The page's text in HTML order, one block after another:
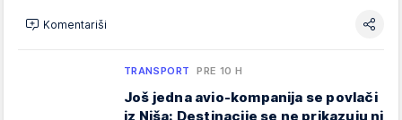
Komentariši
TRANSPORT PRE 10 H
Još jedna avio-kompanija se povlači
iz Niša: Destinacije se ne prikazuju ni